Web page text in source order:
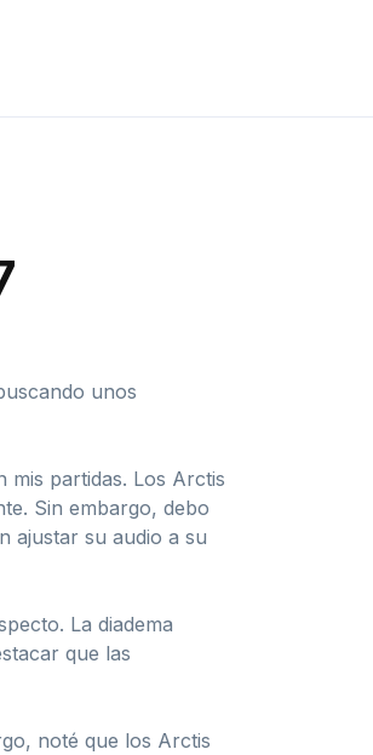
unos
partidas. Los Arctis
Sin embargo, debo
ajustar su audio a su
La diadema
que las
noté que los Arctis